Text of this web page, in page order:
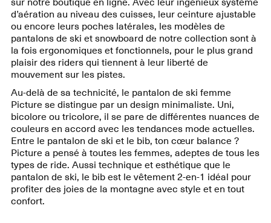
d’aération au niveau des cuisses, leur ceinture ajustable
ou encore leurs poches latérales, les modèles de
pantalons de ski et snowboard de notre collection sont à
la fois ergonomiques et fonctionnels, pour le plus grand
plaisir des riders qui tiennent à leur liberté de
mouvement sur les pistes.
Au-delà de sa technicité, le pantalon de ski femme
Picture se distingue par un design minimaliste. Uni,
bicolore ou tricolore, il se pare de différentes nuances de
couleurs en accord avec les tendances mode actuelles.
Entre le pantalon de ski et le bib, ton cœur balance ?
Picture a pensé à toutes les femmes, adeptes de tous les
types de ride. Aussi technique et esthétique que le
pantalon de ski, le bib est le vêtement 2-en-1 idéal pour
profiter des joies de la montagne avec style et en tout
confort.